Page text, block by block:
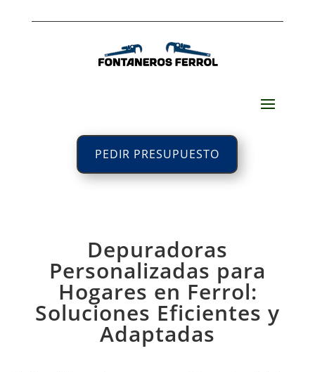
PEDIR PRESUPUESTO
Depuradoras
Personalizadas para
Hogares en Ferrol:
Soluciones Eficientes y
Adaptadas